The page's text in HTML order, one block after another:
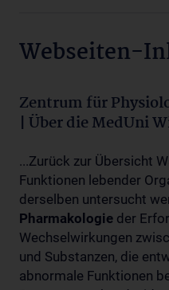
Webseiten-
Zentrum für
| Über die MedUni
...Zurück zur Übersicht
Funktionen lebender
derselben untersucht
Pharmakologie der
Wechselwirkungen
und Substanzen, die
abnormale Funktionen